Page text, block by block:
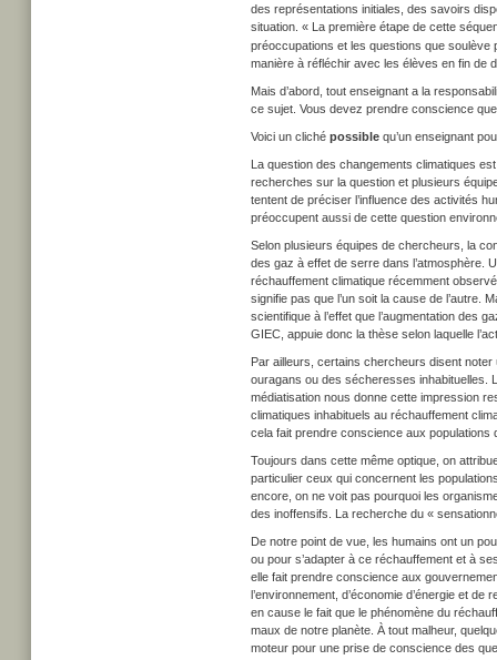
des représentations initiales, des savoirs
situation. « La première étape de cette
préoccupations et les questions que soulève
manière à réfléchir avec les élèves en fin de
Mais d’abord, tout enseignant a la
ce sujet. Vous devez prendre conscience
Voici un cliché possible qu’un enseignant
La question des changements climatiques
recherches sur la question et plusieurs
tentent de préciser l’influence des activités
préoccupent aussi de cette question
Selon plusieurs équipes de chercheurs, la
des gaz à effet de serre dans l’atmosphère.
réchauffement climatique récemment
signifie pas que l’un soit la cause de l’autre.
scientifique à l’effet que l’augmentation des
GIEC, appuie donc la thèse selon laquelle
Par ailleurs, certains chercheurs disent
ouragans ou des sécheresses inhabituelles.
médiatisation nous donne cette impression
climatiques inhabituels au réchauffement
cela fait prendre conscience aux populations
Toujours dans cette même optique, on
particulier ceux qui concernent les
encore, on ne voit pas pourquoi les
des inoffensifs. La recherche du «
De notre point de vue, les humains ont un
ou pour s’adapter à ce réchauffement et à
elle fait prendre conscience aux
l’environnement, d’économie d’énergie et
en cause le fait que le phénomène du
maux de notre planète. À tout malheur,
moteur pour une prise de conscience des